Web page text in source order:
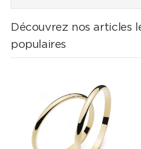
Découvrez nos articles
populaires